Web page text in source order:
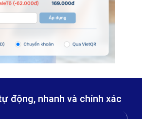
động, nhanh và chính xác